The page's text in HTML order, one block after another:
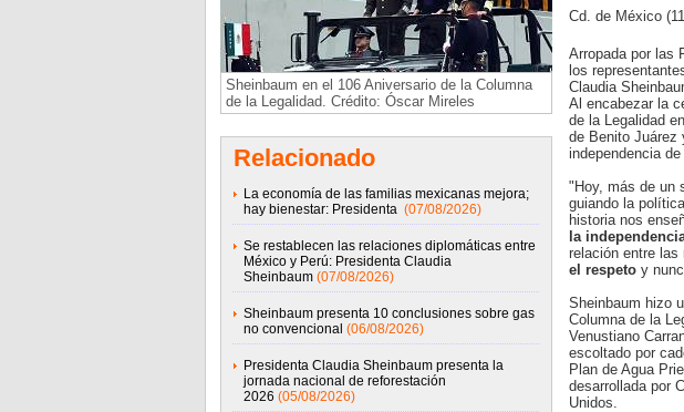
Sheinbaum en el 106 Aniversario de la Columna
de la Legalidad. Crédito: Óscar Mireles
Relacionado
La economía de las familias mexicanas mejora;
hay bienestar: Presidenta (07/08/2026)
Se restablecen las relaciones diplomáticas entre
México y Perú: Presidenta Claudia
Sheinbaum (07/08/2026)
Sheinbaum presenta 10 conclusiones sobre gas
no convencional (06/08/2026)
Presidenta Claudia Sheinbaum presenta la
jornada nacional de reforestación
2026 (05/08/2026)
Cd. de México
Arropada por las
los
Claudia
Al encabezar la
de la Legalidad
de Benito Juárez
independencia
"Hoy, más de un
guiando la
historia nos
la
relación entre las
el respetoy
Sheinbaum hizo
Columna de la
Venustiano
escoltado por
Plan de Agua
desarrollada por
Unidos.